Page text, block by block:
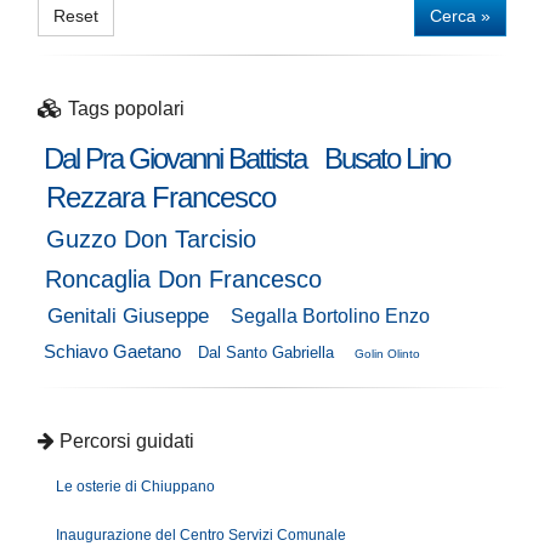
Reset Cerca »
Tags popolari
Dal Pra Giovanni Battista
Busato Lino
Rezzara Francesco
Guzzo Don Tarcisio
Roncaglia Don Francesco
Genitali Giuseppe
Segalla Bortolino Enzo
Schiavo Gaetano
Dal Santo Gabriella Golin Olinto
Percorsi guidati
Le osterie di Chiuppano
Inaugurazione del Centro Servizi Comunale